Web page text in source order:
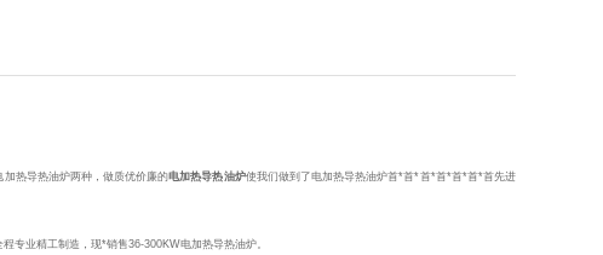
热导热油炉两种，做质优价廉的电加热导热油炉使我们做到了电加热导热油炉首*首*首*首*首*首*首先进
专业精工制造，现*销售36-300KW电加热导热油炉。